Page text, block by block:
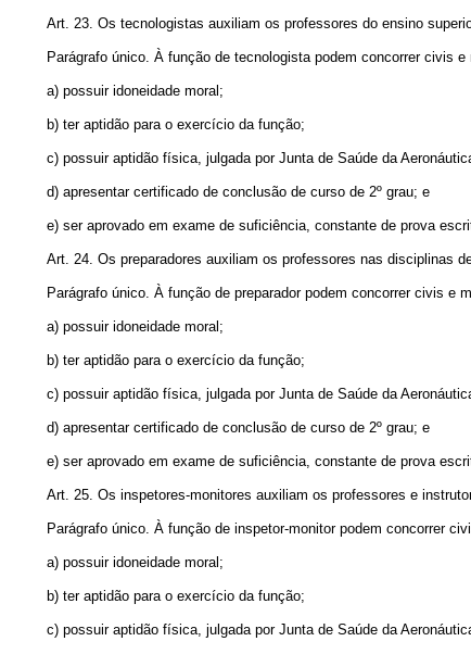
Art. 23. Os tecnologistas auxiliam os professores do ensino
Parágrafo único. À função de tecnologista podem concorrer civis
a) possuir idoneidade moral;
b) ter aptidão para o exercício da função;
c) possuir aptidão física, julgada por Junta de Saúde da
d) apresentar certificado de conclusão de curso de 2º grau; e
e) ser aprovado em exame de suficiência, constante de prova
Art. 24. Os preparadores auxiliam os professores nas disciplinas
Parágrafo único. À função de preparador podem concorrer civis
a) possuir idoneidade moral;
b) ter aptidão para o exercício da função;
c) possuir aptidão física, julgada por Junta de Saúde da
d) apresentar certificado de conclusão de curso de 2º grau; e
e) ser aprovado em exame de suficiência, constante de prova
Art. 25. Os inspetores-monitores auxiliam os professores e
Parágrafo único. À função de inspetor-monitor podem concorrer
a) possuir idoneidade moral;
b) ter aptidão para o exercício da função;
c) possuir aptidão física, julgada por Junta de Saúde da